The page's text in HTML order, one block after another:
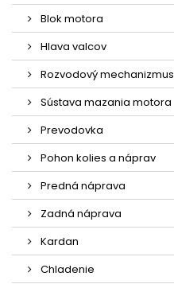
Blok motora
Hlava valcov
Rozvodový mechanizmus
Sústava mazania motora
Prevodovka
Pohon kolies a náprav
Predná náprava
Zadná náprava
Kardan
Chladenie